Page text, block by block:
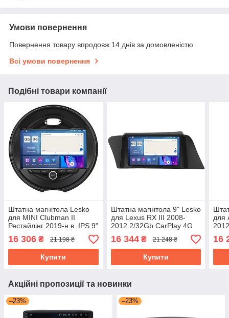
Умови повернення
Повернення товару впродовж 14 днів за домовленістю
Всі умови повернення
Подібні товари компанії
Штатна магнітола Lesko
для MINI Clubman II
Рестайлінг 2019-н.в. IPS 9"
4/64Gb CarPlay 4G Wi-Fi
GPS Prime
16 306 ₴ 21 198 ₴
Купити
Штатна магнітола 9" Lesko
для Lexus RX III 2008-
2012 2/32Gb CarPlay 4G
Wi-Fi GPS Prime Лексус
16 344₴ 21 248 ₴
Купити
для
Wi-
16
Акційні пропозиції та новинки
–23% –23%